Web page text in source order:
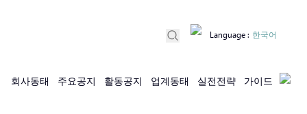
회사동태 주요공지 활동공지 업계동태 실전전략 가이드
Language : 한국어